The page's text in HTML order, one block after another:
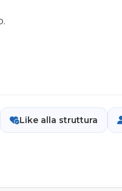
Like alla struttura